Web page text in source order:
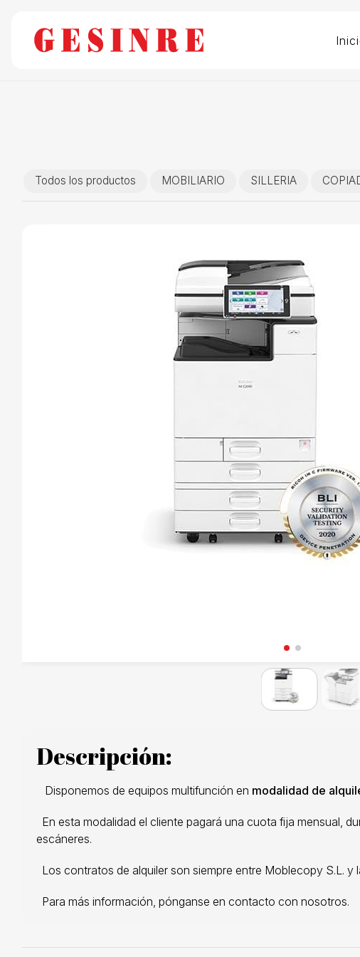
Todos los productos MOBILIARIO SILLERIA
Descripción:
Disponemos de equipos multifunción en modalidad de
En esta modalidad el cliente pagará una cuota fija mensual,
escáneres.
Los contratos de alquiler son siempre entre Moblecopy S.L.
Para más información, pónganse en contacto con nosotros.